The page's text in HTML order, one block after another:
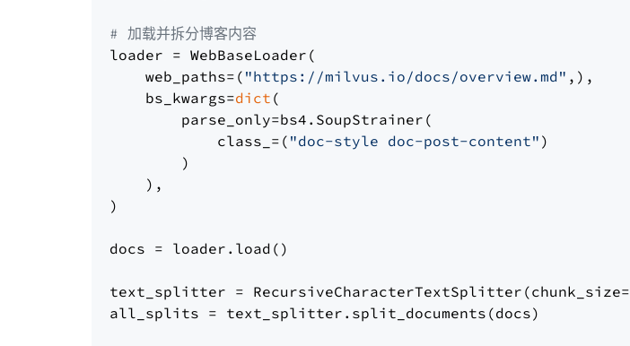
# 加载并拆分博客内容
loader = WebBaseLoader(
    web_paths=(
"https://milvus.io/docs/overview.md" ,),
    bs_kwargs=
dict (
        parse_only=bs4.SoupStrainer(
            class_=(
"doc-style doc-post-content" )
        )
    ),
)
docs = loader.load()
text_splitter = RecursiveCharacterTextSplitter(chunk_size=
all_splits = text_splitter.split_documents(docs)